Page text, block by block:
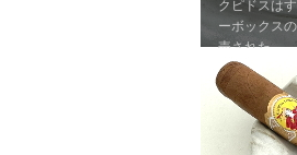
クピドスは
ーボックス
売された。